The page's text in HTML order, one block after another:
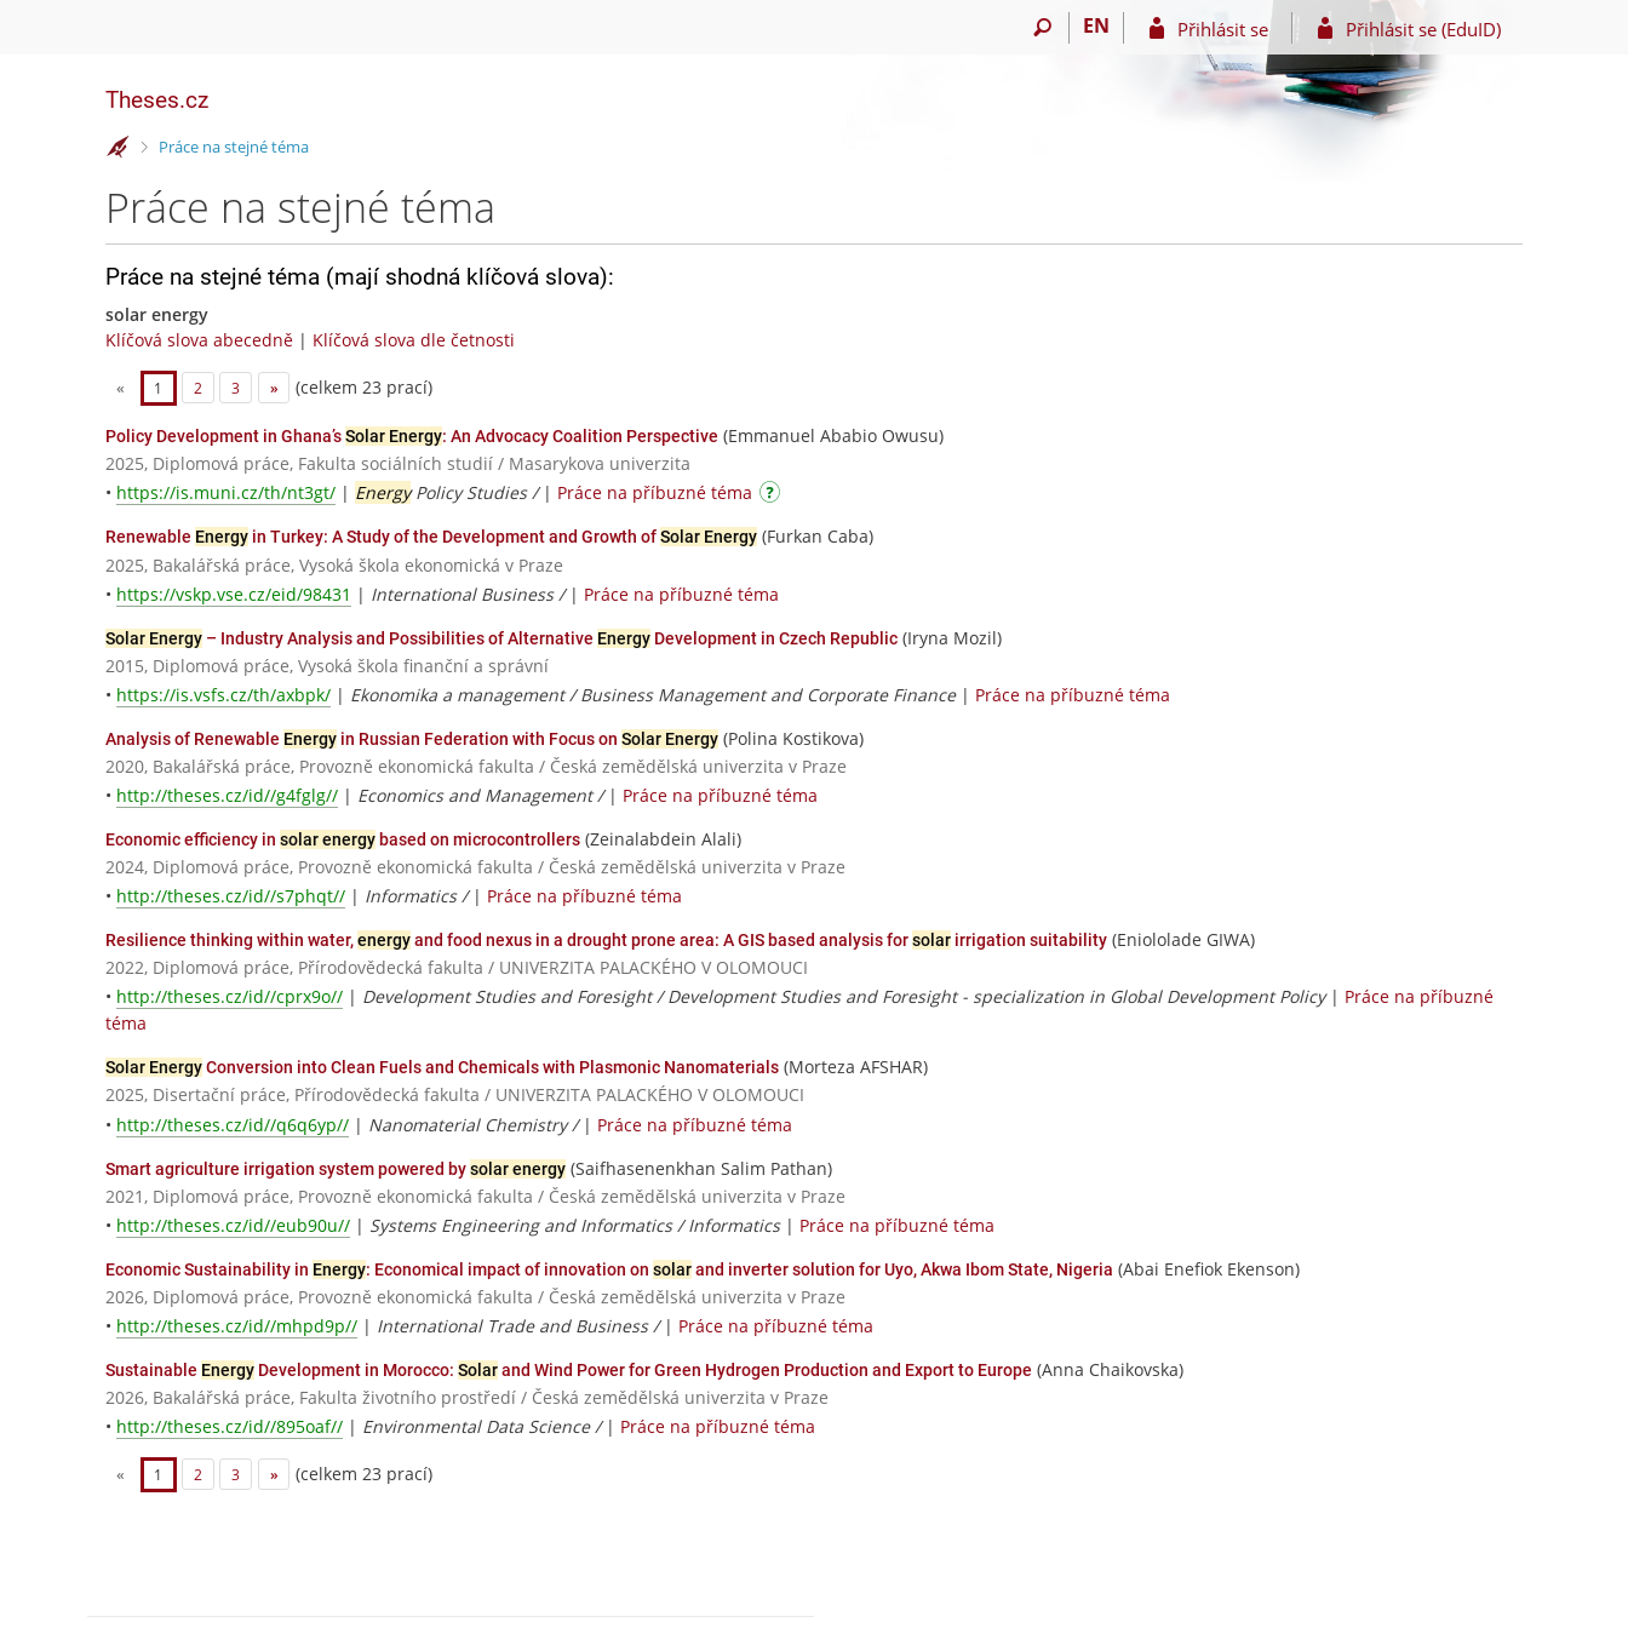
EN Přihlásit se Přihlásit se (EduID)
Theses.cz
>Práce na stejné téma
Práce na stejné téma
Práce na stejné téma (mají shodná klíčová slova):
solar energy
Klíčová slova abecedně | Klíčová slova dle četnosti
« 1 2 3 » (celkem 23 prací)
Policy Development in Ghana’sSolar Energy: An Advocacy Coalition Perspective (Emmanuel Ababio Owusu)
2025, Diplomová práce, Fakulta sociálních studií / Masarykova univerzita
• https://is.muni.cz/th/nt3gt/ | EnergyPolicy Studies / | Práce na příbuzné téma
Renewable Energy in Turkey: A Study of the Development and Growth ofSolar Energy (Furkan Caba)
2025, Bakalářská práce, Vysoká škola ekonomická v Praze
• https://vskp.vse.cz/eid/98431 | International Business / | Práce na příbuzné téma
Solar Energy – Industry Analysis and Possibilities of Alternative Energy Development in Czech Republic (Iryna Mozil)
2015, Diplomová práce, Vysoká škola finanční a správní
• https://is.vsfs.cz/th/axbpk/ | Ekonomika a management / Business Management and Corporate Finance| Práce na příbuzné téma
Analysis of Renewable Energy in Russian Federation with Focus on Solar Energy (Polina Kostikova)
2020, Bakalářská práce, Provozně ekonomická fakulta / Česká zemědělská univerzita v Praze
• http://theses.cz/id//g4fglg// | Economics and Management / | Práce na příbuzné téma
Economic efficiency in solar energy based on microcontrollers (Zeinalabdein Alali)
2024, Diplomová práce, Provozně ekonomická fakulta / Česká zemědělská univerzita v Praze
• http://theses.cz/id//s7phqt// | Informatics / | Práce na příbuzné téma
Resilience thinking within water,energyand food nexus in a drought prone area: A GIS based analysis forsolar irrigation suitability (Eniololade GIWA)
2022, Diplomová práce, Přírodovědecká fakulta / UNIVERZITA PALACKÉHO V OLOMOUCI
• http://theses.cz/id//cprx9o// | Development Studies and Foresight / Development Studies and Foresight - specialization in Global Development Policy| Práce na příbuzné
téma
Solar EnergyConversion into Clean Fuels and Chemicals with Plasmonic Nanomaterials (Morteza AFSHAR)
2025, Disertační práce, Přírodovědecká fakulta / UNIVERZITA PALACKÉHO V OLOMOUCI
• http://theses.cz/id//q6q6yp// | Nanomaterial Chemistry / | Práce na příbuzné téma
Smart agriculture irrigation system powered bysolar energy (Saifhasenenkhan Salim Pathan)
2021, Diplomová práce, Provozně ekonomická fakulta / Česká zemědělská univerzita v Praze
• http://theses.cz/id//eub90u// | Systems Engineering and Informatics / Informatics| Práce na příbuzné téma
Economic Sustainability in Energy: Economical impact of innovation on solarand inverter solution for Uyo, Akwa Ibom State, Nigeria (Abai Enefiok Ekenson)
2026, Diplomová práce, Provozně ekonomická fakulta / Česká zemědělská univerzita v Praze
• http://theses.cz/id//mhpd9p// | International Trade and Business / | Práce na příbuzné téma
Sustainable Energy Development in Morocco: Solarand Wind Power for Green Hydrogen Production and Export to Europe (Anna Chaikovska)
2026, Bakalářská práce, Fakulta životního prostředí / Česká zemědělská univerzita v Praze
• http://theses.cz/id//895oaf// | Environmental Data Science / | Práce na příbuzné téma
« 1 2 3 » (celkem 23 prací)